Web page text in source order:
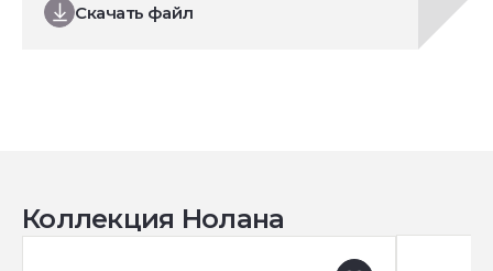
Скачать файл
Коллекция Нолана